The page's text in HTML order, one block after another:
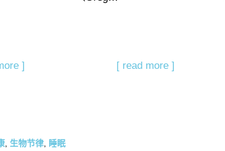
] [ read more ]
生物节律 睡眠